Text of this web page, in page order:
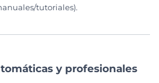
tutoriales).
y profesionales